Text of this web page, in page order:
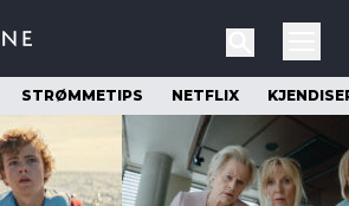
STRØMMETIPS NETFLIX